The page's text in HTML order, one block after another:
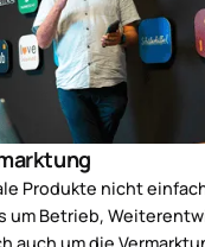
Produkte nicht
um Betrieb,
auch um die